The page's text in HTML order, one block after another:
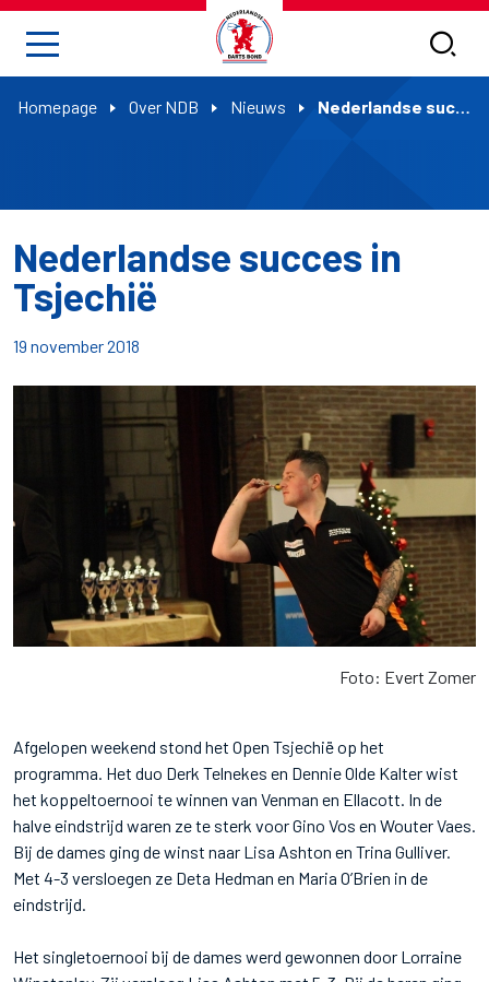
Homepage Over NDB Nieuws Nederlandse succes in Tsjechië
Nederlandse succes in
Tsjechië
19 november 2018
Foto: Evert Zomer
Afgelopen weekend stond het Open Tsjechië op het
programma. Het duo Derk Telnekes en Dennie Olde Kalter wist
het koppeltoernooi te winnen van Venman en Ellacott. In de
halve eindstrijd waren ze te sterk voor Gino Vos en Wouter Vaes.
Bij de dames ging de winst naar Lisa Ashton en Trina Gulliver.
Met 4-3 versloegen ze Deta Hedman en Maria O’Brien in de
eindstrijd.
Het singletoernooi bij de dames werd gewonnen door Lorraine